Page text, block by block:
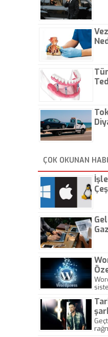
ÇOK OKUNAN